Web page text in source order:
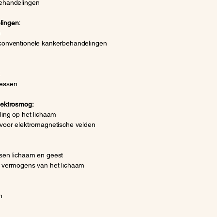
kankerbehandelingen
op het lichaam
elektromagnetische velden
lichaam en geest
van het lichaam